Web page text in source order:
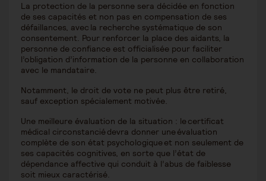
La protection de la personne sera décidée en fonction
de ses capacités et non pas en compensation de ses
défaillances, avec la recherche systématique de son
consentement. Pour renforcer la place des aidants, la
personne de confiance est officialisée pour faciliter
l’obligation d’information de la personne en collaboration
avec le mandataire.
Notamment, le droit de vote ne peut plus être retiré,
sauf exception spécialement motivée.
Une meilleure évaluation de la situation : le certificat
médical circonstancié devra donner une évaluation
complète de son état psychologique et non seulement de
ses capacités cognitives, en sorte que l’état de
dépendance affective qui conduit à l’abus de faiblesse
soit mieux caractérisé.